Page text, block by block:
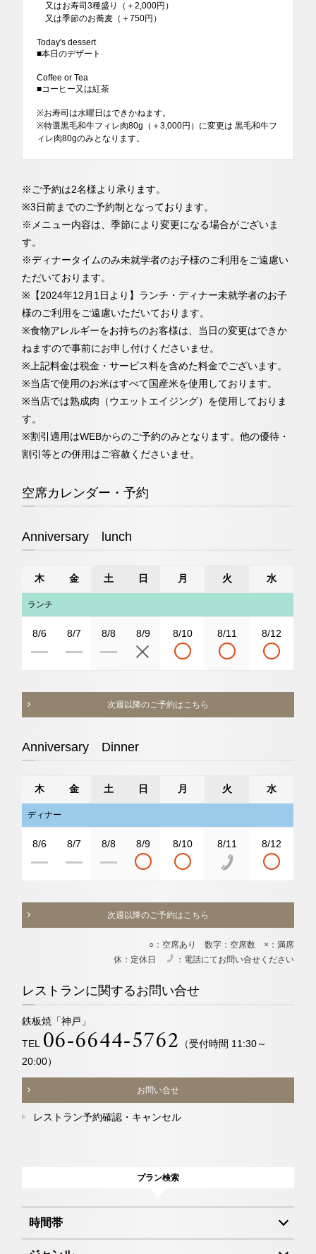
又はお寿司3種盛り（＋2,000円）
又は季節のお蕎麦（＋750円）
Today's dessert
■本日のデザート
Coffee or Tea
■コーヒー又は紅茶
※お寿司は水曜日はできかねます。
※特選黒毛和牛フィレ肉80g（＋3,000円）に変更は 黒毛和牛フ
ィレ肉80gのみとなります。
※ご予約は2名様より承ります。
※3日前までのご予約制となっております。
※メニュー内容は、季節により変更になる場合がございま
す。
※ディナータイムのみ未就学者のお子様のご利用をご遠慮い
ただいております。
※【2024年12月1日より】ランチ・ディナー未就学者のお子
様のご利用をご遠慮いただいております。
※食物アレルギーをお持ちのお客様は、当日の変更はできか
ねますので事前にお申し付けくださいませ。
※上記料金は税金・サービス料を含めた料金でございます。
※当店で使用のお米はすべて国産米を使用しております。
※当店では熟成肉（ウエットエイジング）を使用しておりま
す。
※割引適用はWEBからのご予約のみとなります。他の優待・
割引等との併用はご容赦くださいませ。
空席カレンダー・予約
Anniversary lunch
木 金 土 日 月 火 水
ランチ
8/6 8/7 8/8 8/9 8/10 8/11 8/12
次週以降のご予約はこちら
Anniversary Dinner
木 金 土 日 月 火 水
ディナー
8/6 8/7 8/8 8/9 8/10 8/11 8/12
次週以降のご予約はこちら
○：空席あり 数字：空席数 ×：満席
休：定休日
：電話にてお問い合せください
レストランに関するお問い合せ
鉄板焼「神戸」
TEL 06-6644-5762
（受付時間 11:30～
20:00）
お問い合せ
レストラン予約確認・キャンセル
プラン検索
時間帯